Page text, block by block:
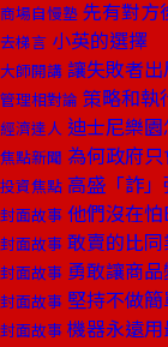
商場自慢塾 先有對方
去梯言 小英的選擇
大師開講 讓失敗者
管理相對論 策略和執
經濟達人 迪士尼樂
焦點新聞 為何政府
投資焦點 高盛「詐
封面故事 他們沒在怕
封面故事 敢賣的比同
封面故事 勇敢讓商
封面故事 堅持不做
封面故事 機器永遠